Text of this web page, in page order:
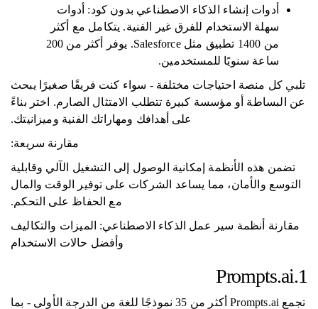
أدوات إنشاء الذكاء الاصطناعي بدون كود: أدوات
سهلة الاستخدام للفرق غير الفنية. يتكامل مع أكثر
من 1400 تطبيق مثل Salesforce. يوفر أكثر من 200
ساعة سنويًا للمستخدمين.
تلبي كل منصة احتياجات مختلفة - سواء كنت فريقًا صغيرًا يبحث
عن البساطة أو مؤسسة كبيرة تتطلب الامتثال الصارم. اختر بناءً
على أهدافك ومهاراتك الفنية وميزانيتك.
مقارنة سريعة:
تضمن هذه الأنظمة إمكانية الوصول إلى التشغيل الآلي وقابلية
التوسع والأمان، مما يساعد الشركات على توفير الوقت والمال
مع الحفاظ على التحكم.
مقارنة أنظمة سير عمل الذكاء الاصطناعي: الميزات والتكاليف
وأفضل حالات الاستخدام
1.Prompts.ai
تجمع Prompts.ai أكثر من 35 نموذجًا للغة من الدرجة الأولى - بما